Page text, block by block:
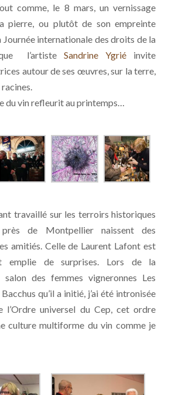
comme, le 8 mars, un vernissage
pierre, ou plutôt de son empreinte
Journée internationale des droits de la
l’artiste Sandrine Ygrié
invite
autour de ses œuvres, sur la terre,
du vin refleurit au printemps…
travaillé sur les terroirs historiques
de Montpellier naissent des
amitiés. Celle de Laurent Lafont est
emplie de surprises. Lors de la
des femmes vigneronnes Les
qu’il a initié, j’ai été intronisée
l’Ordre universel du Cep, cet ordre
culture multiforme du vin comme je